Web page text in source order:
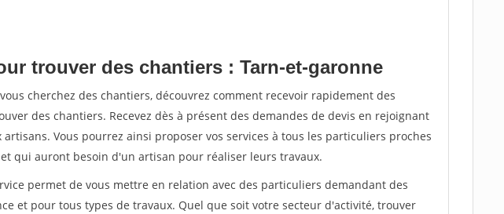
trouver des chantiers : Tarn-et-garonne
cherchez des chantiers, découvrez comment recevoir rapidement des
des chantiers. Recevez dès à présent des demandes de devis en rejoignant
Vous pourrez ainsi proposer vos services à tous les particuliers proches
qui auront besoin d'un artisan pour réaliser leurs travaux.
permet de vous mettre en relation avec des particuliers demandant des
et pour tous types de travaux. Quel que soit votre secteur d'activité, trouver